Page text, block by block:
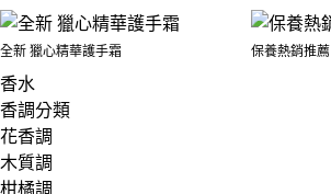
全新 獵心精華護手霜 保養熱銷推薦
香水
香調分類
花香調
木質調
柑橘調